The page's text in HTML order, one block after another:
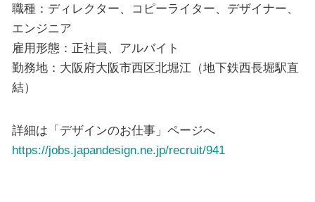
職種：ディレクター、コピーライター、デザイナー、
エンジニア
雇用形態：正社員、アルバイト
勤務地：大阪府大阪市西区北堀江（地下鉄西長堀駅直
結）
詳細は「デザインのお仕事」ページへ
https://jobs.japandesign.ne.jp/recruit/941